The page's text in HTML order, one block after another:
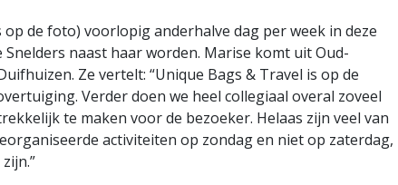
de foto) voorlopig anderhalve dag per week in deze
naast haar worden. Marise komt uit Oud-
Ze vertelt: “Unique Bags & Travel is op de
Verder doen we heel collegiaal overal zoveel
te maken voor de bezoeker. Helaas zijn veel van
activiteiten op zondag en niet op zaterdag,